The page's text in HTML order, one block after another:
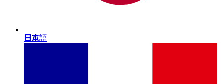
日本語